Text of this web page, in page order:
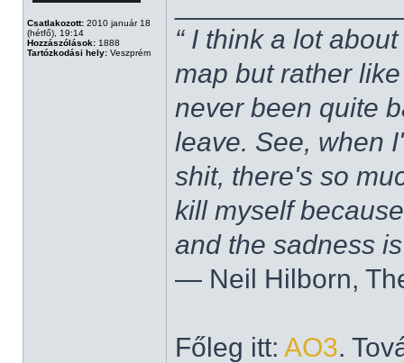
Csatlakozott: 2010 január 18
(hétfő), 19:14
Hozzászólások: 1888
Tartózkodási hely: Veszprém
“ I think a lot
map but rather
never been quite
leave. See, when
shit, there's so
kill myself
and the sadness
― Neil Hilborn,
Főleg itt: AO3.